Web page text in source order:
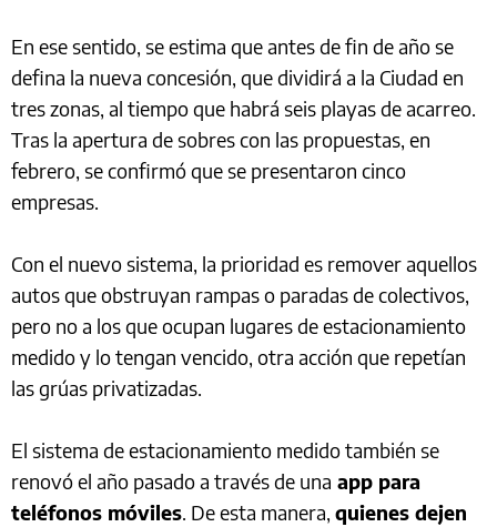
En ese sentido, se estima que antes de fin de año se
defina la nueva concesión, que dividirá a la Ciudad en
tres zonas, al tiempo que habrá seis playas de acarreo.
Tras la apertura de sobres con las propuestas, en
febrero, se confirmó que se presentaron cinco
empresas.
Con el nuevo sistema, la prioridad es remover aquellos
autos que obstruyan rampas o paradas de colectivos,
pero no a los que ocupan lugares de estacionamiento
medido y lo tengan vencido, otra acción que repetían
las grúas privatizadas.
El sistema de estacionamiento medido también se
renovó el año pasado a través de una app para
teléfonos móviles. De esta manera, quienes dejen